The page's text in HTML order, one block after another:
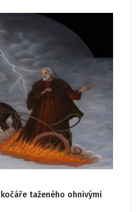
taženého ohnivými